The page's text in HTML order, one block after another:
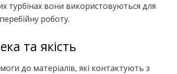
турбінах вони використовуються для
роботу.
та якість
до матеріалів, які контактують з